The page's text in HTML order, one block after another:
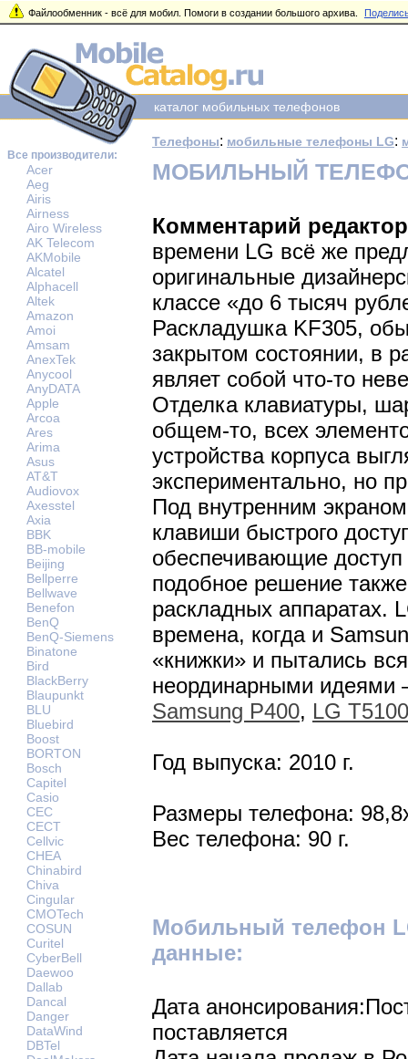
Файлообменник - всё для мобил. Помоги в создании большого архива.
Все производители:
Acer
Aeg
Airis
Airness
Airo Wireless
AK Telecom
AKMobile
Alcatel
Alphacell
Altek
Amazon
Amoi
Amsam
AnexTek
Anycool
AnyDATA
Apple
Arcoa
Ares
Arima
Asus
AT&T
Audiovox
Axesstel
Axia
BBK
BB-mobile
Beijing
Bellperre
Bellwave
Benefon
BenQ
BenQ-Siemens
Binatone
Bird
BlackBerry
Blaupunkt
BLU
Bluebird
Boost
BORTON
Bosch
Capitel
Casio
CEC
CECT
Cellvic
CHEA
Chinabird
Chiva
Cingular
CMOTech
COSUN
Curitel
CyberBell
Daewoo
Dallab
Dancal
Danger
DataWind
DBTel
каталог мобильных телефонов
Телефоны: мобильные телефоны LG:
МОБИЛЬНЫЙ
Комментарий
времени LG всё же
оригинальные
классе «до 6 тысяч
Раскладушка KF305,
закрытом состоянии, в
являет собой что-то
Отделка клавиатуры,
общем-то, всех
устройства корпуса
экспериментально, но
Под внутренним
клавиши быстрого
обеспечивающие
подобное решение
раскладных аппаратах.
времена, когда и
«книжки» и пытались
неординарными идеями
Samsung P400, LG T5100
Год выпуска: 2010 г.
Размеры телефона:
Вес телефона: 90 г.
Мобильный телефон
данные:
Дата
поставляется